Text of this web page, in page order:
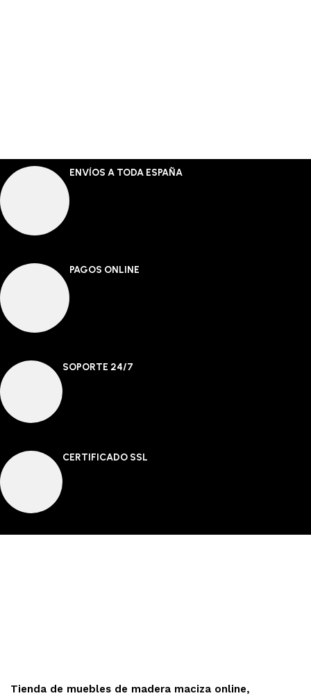
ENVÍOS A TODA ESPAÑA
PAGOS ONLINE
SOPORTE 24/7
CERTIFICADO SSL
Tienda de muebles de madera maciza online,